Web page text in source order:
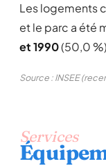
Les logements
et le parc a été
et 1990(50,0
Source : INSEE
Services